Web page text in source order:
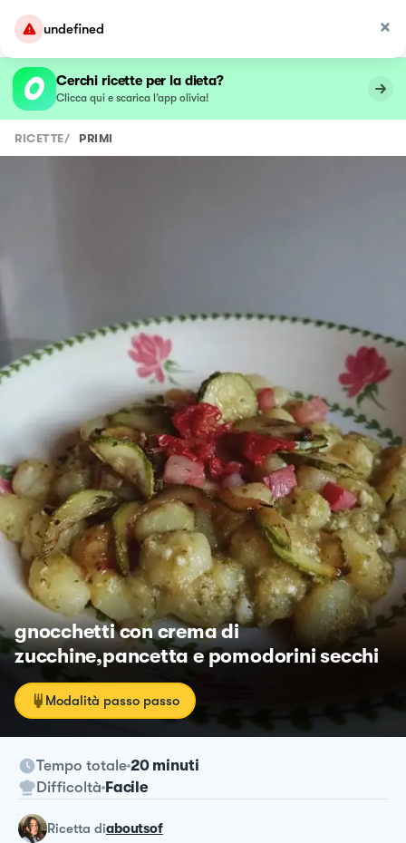
undefined
Cerchi ricette per la dieta?
Clicca qui e scarica l’app olivia!
RICETTE/ PRIMI
gnocchetti con crema di
zucchine,pancetta e pomodorini secchi
Modalità passo passo
Tempo totale 20 minuti
Difficoltà Facile
ricetta diaboutsof